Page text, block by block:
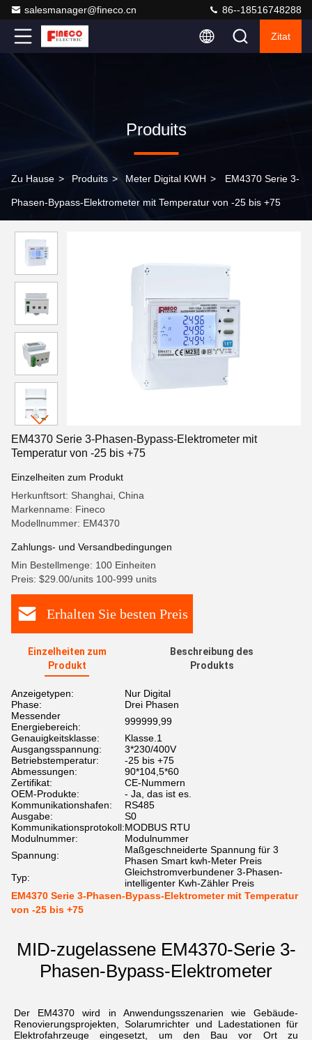
salesmanager@fineco.cn 86--18516748288
Zitat
Produits
Zu Hause > Produits > Meter Digital KWH > EM4370 Serie 3-
Phasen-Bypass-Elektrometer mit Temperatur von -25 bis +75
EM4370 Serie 3-Phasen-Bypass-Elektrometer mit
Temperatur von -25 bis +75
Einzelheiten zum Produkt
Herkunftsort: Shanghai, China
Markenname: Fineco
Modellnummer: EM4370
Zahlungs- und Versandbedingungen
Min Bestellmenge: 100 Einheiten
Preis: $29.00/units 100-999 units
Erhalten Sie besten Preis
Einzelheiten zum
Produkt
Beschreibung des
Produkts
Anzeigetypen:
Nur Digital
Phase:
Drei Phasen
Messender
Energiebereich:
999999,99
Genauigkeitsklasse:
Klasse.1
Ausgangsspannung:
3*230/400V
Betriebstemperatur:
-25 bis +75
Abmessungen:
90*104,5*60
Zertifikat:
CE-Nummern
OEM-Produkte:
- Ja, das ist es.
Kommunikationshafen:
RS485
Ausgabe:
S0
Kommunikationsprotokoll:MODBUS RTU
Modulnummer:
Modulnummer
Spannung:
Maßgeschneiderte Spannung für 3
Phasen Smart kwh-Meter Preis
Typ:
Gleichstromverbundener 3-Phasen-
intelligenter Kwh-Zähler Preis
EM4370 Serie 3-Phasen-Bypass-Elektrometer mit Temperatur
von -25 bis +75
MID-zugelassene EM4370-Serie 3-
Phasen-Bypass-Elektrometer
Der EM4370 wird in Anwendungsszenarien wie Gebäude-
Renovierungsprojekten, Solarumrichter und Ladestationen für
Elektrofahrzeuge eingesetzt, um den Bau vor Ort zu